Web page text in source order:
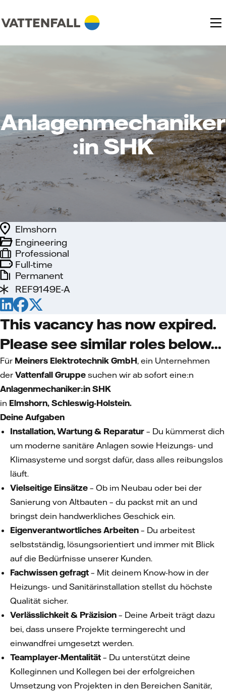
Anlagenmechaniker
:in SHK
Full-time
Engineering
Professional
Elmshorn
Permanent
REF9149E-A
This vacancy has now expired.
Please see similar roles below...
Für Meiners Elektrotechnik GmbH, ein Unternehmen
der Vattenfall Gruppe suchen wir ab sofort eine:n
Anlagenmechaniker:in SHK
in Elmshorn, Schleswig-Holstein.
Deine Aufgaben
Installation, Wartung & Reparatur – Du kümmerst dich
um moderne sanitäre Anlagen sowie Heizungs- und
Klimasysteme und sorgst dafür, dass alles reibungslos
läuft.
Vielseitige Einsätze – Ob im Neubau oder bei der
Sanierung von Altbauten – du packst mit an und
bringst dein handwerkliches Geschick ein.
Eigenverantwortliches Arbeiten – Du arbeitest
selbstständig, lösungsorientiert und immer mit Blick
auf die Bedürfnisse unserer Kunden.
Fachwissen gefragt – Mit deinem Know-how in der
Heizungs- und Sanitärinstallation stellst du höchste
Qualität sicher.
Verlässlichkeit & Präzision – Deine Arbeit trägt dazu
bei, dass unsere Projekte termingerecht und
einwandfrei umgesetzt werden.
Teamplayer-Mentalität – Du unterstützt deine
Kolleginnen und Kollegen bei der erfolgreichen
Umsetzung von Projekten in den Bereichen Sanitär,